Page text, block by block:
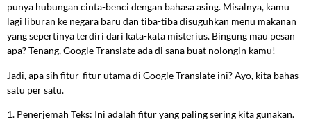
punya hubungan cinta-benci dengan bahasa asing. Misalnya, kamu
lagi liburan ke negara baru dan tiba-tiba disuguhkan menu makanan
yang sepertinya terdiri dari kata-kata misterius. Bingung mau pesan
apa? Tenang, Google Translate ada di sana buat nolongin kamu!
Jadi, apa sih fitur-fitur utama di Google Translate ini? Ayo, kita bahas
satu per satu.
1. Penerjemah Teks: Ini adalah fitur yang paling sering kita gunakan.